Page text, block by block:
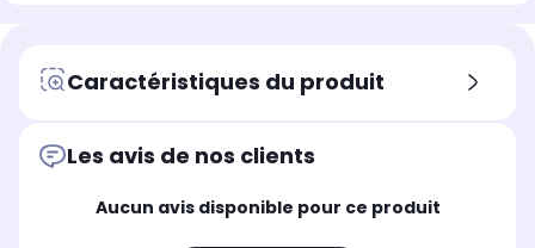
Caractéristiques du produit
Les avis de nos clients
Aucun avis disponible pour ce produit